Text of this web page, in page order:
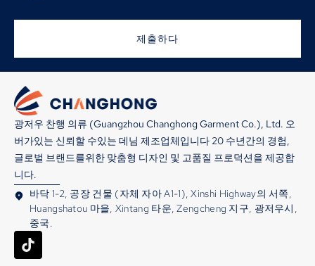
제출하다
광저우 찬행 의류 (Guangzhou Changhong Garment Co.), Ltd. 오
버가있는 신뢰할 수있는 데님 제조업체입니다 20 수년간의 경험,
글로벌 브랜드를위한 맞춤형 디자인 및 고품질 프로덕션을 제공합
니다.
바닥 1-2, 공장 건물 (자체 자아 A1-1), Xinshi Highway의 서쪽,
Huangshatou 마을, Xintang 타운, Zengcheng 지구, 광저우시,
중국.